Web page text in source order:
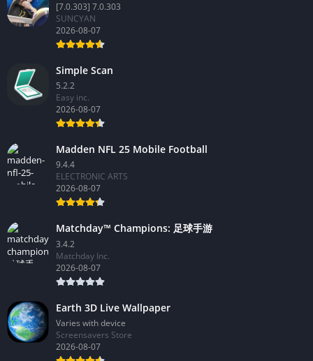
[7.0.303] 7.0.303
SUNCYAN
2026-08-07
Simple Scan
5.2.2
Easy inc.
2026-08-07
Madden NFL 25 Mobile Football
9.4.4
ELECTRONIC ARTS
2026-08-07
Matchday™ Champions: 足球手游
3.4.2
Matchday Inc.
2026-08-07
Earth 3D Live Wallpaper
Varies with device
Screensavers Store
2026-08-07